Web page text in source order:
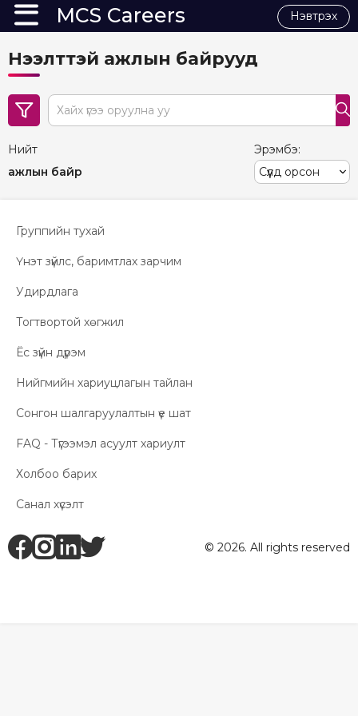
MCS Careers Нэвтрэх
Нээлттэй ажлын байрууд
search
Нийт
ажлын байр
Эрэмбэ:
Группийн тухай
Үнэт зүйлс, баримтлах зарчим
Удирдлага
Тогтвортой хөгжил
Ёс зүйн дүрэм
Нийгмийн хариуцлагын тайлан
Сонгон шалгаруулалтын үе шат
FAQ - Түгээмэл асуулт хариулт
Холбоо барих
Санал хүсэлт
fbig litw © 2026. All rights reserved